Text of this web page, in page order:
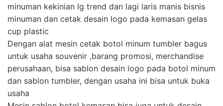
minuman kekinian lg trend dan lagi laris manis bisnis
minuman dan cetak desain logo pada kemasan gelas
cup plastic
Dengan alat mesin cetak botol minum tumbler bagus
untuk usaha souvenir ,barang promosi, merchandise
perusahaan, bisa sablon desain logo pada botol minum
dan sablon tumbler, dengan usaha ini bisa untuk buka
usaha